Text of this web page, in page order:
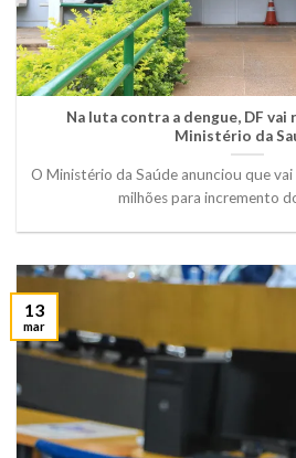
Na luta contra a dengue, DF
Ministério da
O Ministério da Saúde anunciou que
milhões para incremento
13
mar